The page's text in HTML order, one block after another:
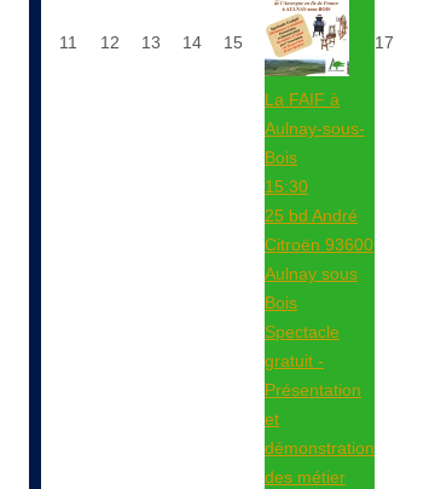
11 12 13 14 15
La FAIF à
Aulnay-sous-
Bois
15:30
25 bd André
Citroën 93600
Aulnay sous
Bois
Spectacle
gratuit -
Présentation
et
démonstration
des métier
17